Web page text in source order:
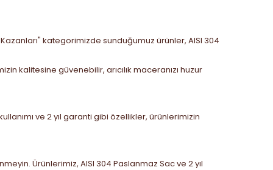
Kazanları" kategorimizde sunduğumuz ürünler, AISI 304
kalitesine güvenebilir, arıcılık maceranızı huzur
ve 2 yıl garanti gibi özellikler, ürünlerimizin
Ürünlerimiz, AISI 304 Paslanmaz Sac ve 2 yıl